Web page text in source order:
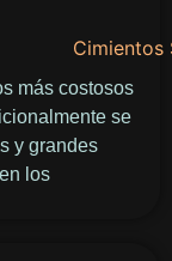
más costosos
se
y grandes
los